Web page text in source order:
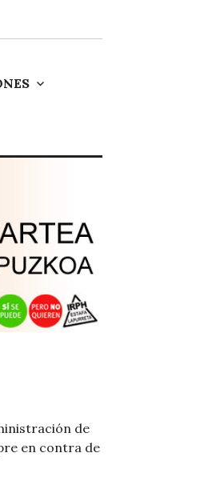
de
en contra de